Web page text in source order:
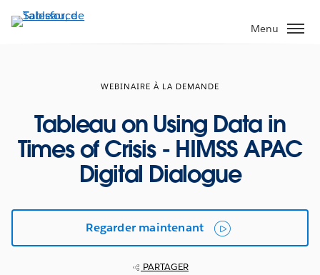
Aller
au
Menu
WEBINAIRE À LA DEMANDE
Tableau on Using Data in
Times of Crisis - HIMSS APAC
Digital Dialogue
Regarder maintenant
PARTAGER